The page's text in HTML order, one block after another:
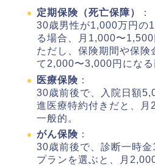
定期保険（死亡保障）
：
30歳男性が1,000万円の
る場合、月1,000〜1,500
ただし、保険期間や保険
て2,000〜3,000円になる
医療保険 ：
30歳前後で、入院日額
進医療特約付きだと、
一般的。
がん保険 ：
30歳前後で、診断一時
プランを選ぶと、月